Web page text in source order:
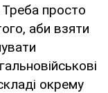
просто
аби взяти
окрему